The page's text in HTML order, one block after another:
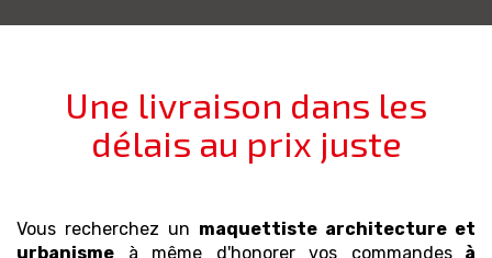
Une livraison dans les
délais au prix juste
Vous recherchez un maquettiste architecture et
urbanisme à même d'honorer vos commandes
à